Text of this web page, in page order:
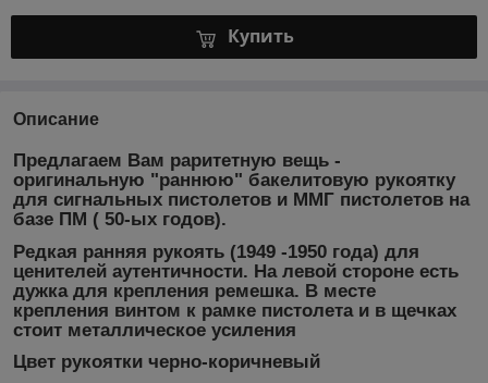
Купить
Описание
Предлагаем Вам раритетную вещь -
оригинальную "раннюю" бакелитовую рукоятку
для сигнальных пистолетов и ММГ пистолетов на
базе ПМ ( 50-ых годов).
Редкая ранняя рукоять (1949 -1950 года) для
ценителей аутентичности. На левой стороне есть
дужка для крепления ремешка. В месте
крепления винтом к рамке пистолета и в щечках
стоит металлическое усиления
Цвет рукоятки черно-коричневый